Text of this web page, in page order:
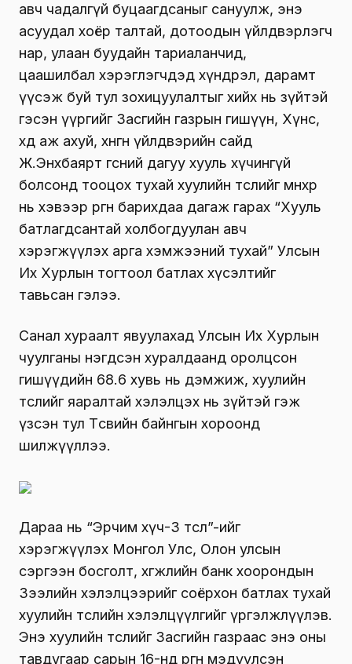
авч чадалгүй буцаагдсаныг сануулж, энэ
асуудал хоёр талтай, дотоодын үйлдвэрлэгч
нар, улаан буудайн тариаланчид,
цаашилбал хэрэглэгчдэд хүндрэл, дарамт
үүсэж буй тул зохицуулалтыг хийх нь зүйтэй
гэсэн үүргийг Засгийн газрын гишүүн, Хүнс,
хөдөө аж ахуй, хөнгөн үйлдвэрийн сайд
Ж.Энхбаярт өгсний дагуу хууль хүчингүй
болсонд тооцох тухай хуулийн төслийг өмнөхөөр
нь хэвээр өргөн барихдаа дагаж гарах “Хууль
батлагдсантай холбогдуулан авч
хэрэгжүүлэх арга хэмжээний тухай” Улсын
Их Хурлын тогтоол батлах хүсэлтийг
тавьсан гэлээ.
Санал хураалт явуулахад Улсын Их Хурлын
чуулганы нэгдсэн хуралдаанд оролцсон
гишүүдийн 68.6 хувь нь дэмжиж, хуулийн
төслийг яаралтай хэлэлцэх нь зүйтэй гэж
үзсэн тул Төсвийн байнгын хороонд
шилжүүллээ.
Дараа нь “Эрчим хүч-3 төсөл”-ийг
хэрэгжүүлэх Монгол Улс, Олон улсын
сэргээн босголт, хөгжлийн банк хоорондын
Зээлийн хэлэлцээрийг соёрхон батлах тухай
хуулийн төслийн хэлэлцүүлгийг үргэлжлүүлэв.
Энэ хуулийн төслийг Засгийн газраас энэ оны
тавдугаар сарын 16-нд өргөн мэдүүлсэн